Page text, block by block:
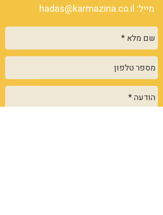
מייל: hadas@karmazina.co.il